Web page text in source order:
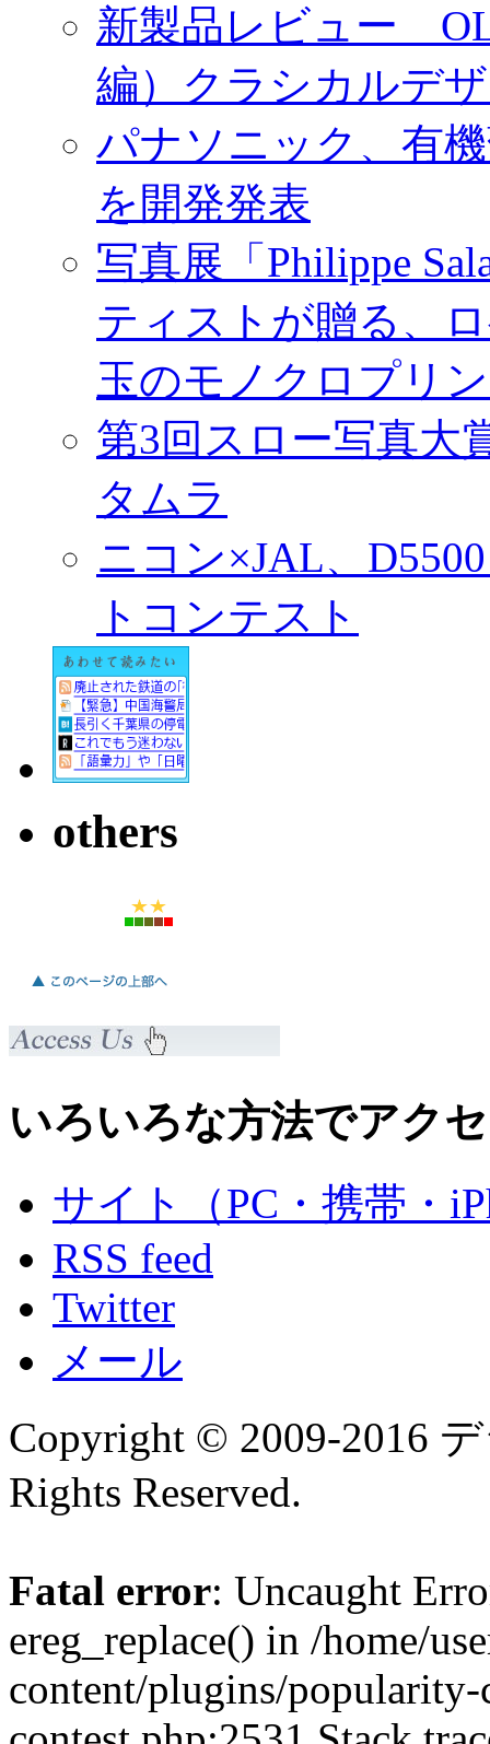
新製品レビュー
編）クラシカルデ
パナソニック、有
を開発発表
写真展「Philippe
ティストが贈る、
玉のモノクロプリ
第3回スロー写真
タムラ
ニコン×JAL、
トコンテスト
others
いろいろな方法でアク
サイト（PC・携帯・
RSS feed
Twitter
メール
Copyright © 2009-2016
Rights Reserved.
Fatal error: Uncaught
ereg_replace() in /home/
content/plugins/